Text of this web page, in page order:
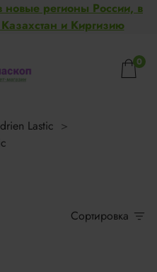
новые регионы России, в
и Киргизию
0
Lastic
Сортировка